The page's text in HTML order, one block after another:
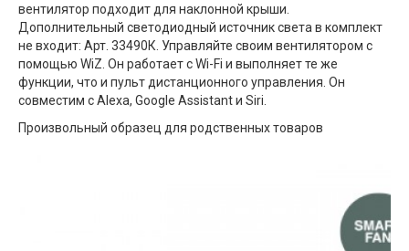
вентилятор подходит для наклонной крыши.
Дополнительный светодиодный источник света в комплект
не входит: Арт. 33490К. Управляйте своим вентилятором с
помощью WiZ. Он работает с Wi-Fi и выполняет те же
функции, что и пульт дистанционного управления. Он
совместим с Alexa, Google Assistant и Siri.
Произвольный образец для родственных товаров